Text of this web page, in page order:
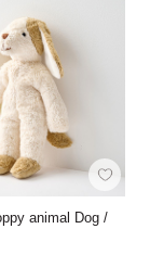
animal Dog /